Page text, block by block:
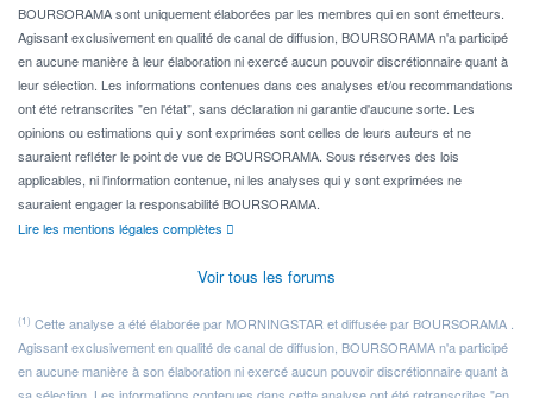
BOURSORAMA sont uniquement élaborées par les membres qui en sont émetteurs.
Agissant exclusivement en qualité de canal de diffusion, BOURSORAMA n'a participé
en aucune manière à leur élaboration ni exercé aucun pouvoir discrétionnaire quant à
leur sélection. Les informations contenues dans ces analyses et/ou recommandations
ont été retranscrites "en l'état", sans déclaration ni garantie d'aucune sorte. Les
opinions ou estimations qui y sont exprimées sont celles de leurs auteurs et ne
sauraient refléter le point de vue de BOURSORAMA. Sous réserves des lois
applicables, ni l'information contenue, ni les analyses qui y sont exprimées ne
sauraient engager la responsabilité BOURSORAMA.
Lire les mentions légales complètes
Voir tous les forums
(1) Cette analyse a été élaborée par MORNINGSTAR et diffusée par BOURSORAMA .
Agissant exclusivement en qualité de canal de diffusion, BOURSORAMA n'a participé
en aucune manière à son élaboration ni exercé aucun pouvoir discrétionnaire quant à